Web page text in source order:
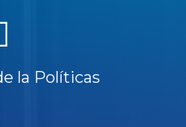
la Políticas